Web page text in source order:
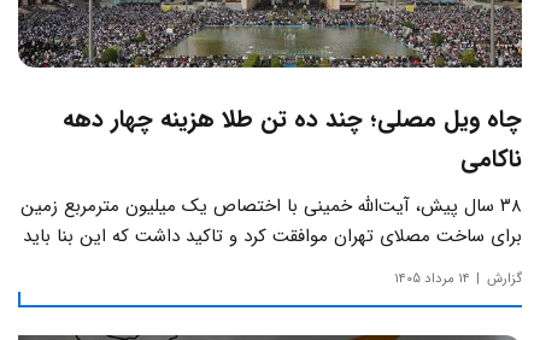
چاه ویل مصلی؛ چند ده تن طلا هزینه چهار دهه
ناکامی
۳۸ سال پیش، آیت‌الله خمینی با اختصاص یک میلیون مترمربع زمین
برای ساخت مصلای تهران موافقت کرد و تاکید داشت که این بنا باید
به دور از زرق‌وبرق و یادآور سادگی مساجد صدر اسلام باشد.
گزارش ۱۴ مرداد ۱۴۰۵